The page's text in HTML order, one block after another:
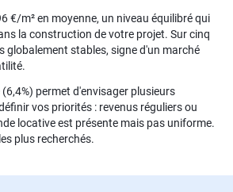
€/m² en moyenne, un niveau équilibré qui
la construction de votre projet. Sur cinq
globalement stables, signe d'un marché
permet d'envisager plusieurs
vos priorités : revenus réguliers ou
locative est présente mais pas uniforme.
plus recherchés.